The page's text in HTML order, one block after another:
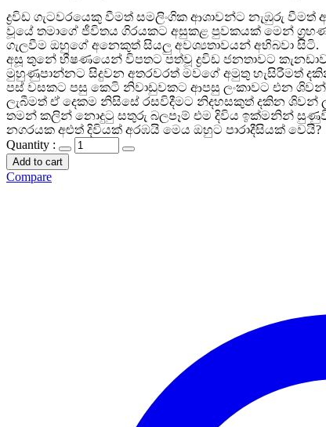
ද්රවිඩ ගැටවරයෙකු වීමත් සමලිංගික ආශාවන්ට නැඹුරු
වූයේ තමාගේ ජීවිතය ගිරයකට අසුකළ පුවකයක් මෙන් ග්
ගැලවීම ඔහුගේ අනෙකුත් සියලු අවශ්යතාවයන් අභිබවා සිටි.
අසූ තුනේ භීෂණයෙන් විපතට පත්වූ ද්රවිඩ ජනතාවට
මුහුණුපාන්නට සිදුවන අතරවරත් මවගේ අමුතු හැසිරීමත්
පස් වසකට පසු කෙටි නිවාඩුවකට ආපසු ලංකාවට එන
ලැබීමත් ඒ දෙකම නිසිසේ රසවිදීමට නිදහසකුත් දකින ශිවන්
තමන් කලින් නොදුටු සතුරු බලපෑම් එම දිවිය ඉක්මනින්
නගරයක අළුත් දිවියක් අරඹයි මෙය ඔහුට පාරාදීසියක් වෙයි?
Quantity :
Add to cart
Compare